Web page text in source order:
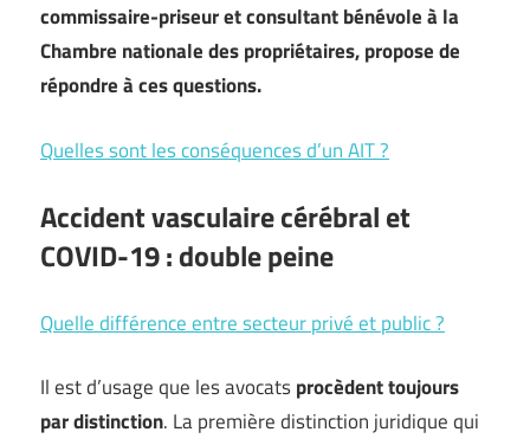
commissaire-priseur et consultant bénévole à la
Chambre nationale des propriétaires, propose de
répondre à ces questions.
Quelles sont les conséquences d’un AIT ?
Accident vasculaire cérébral et
COVID-19 : double peine
Quelle différence entre secteur privé et public ?
Il est d’usage que les avocatsprocèdent toujours
par distinction. La première distinction juridique qui